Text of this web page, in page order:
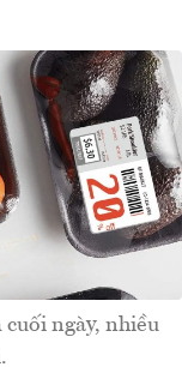
cuối ngày, nhiều